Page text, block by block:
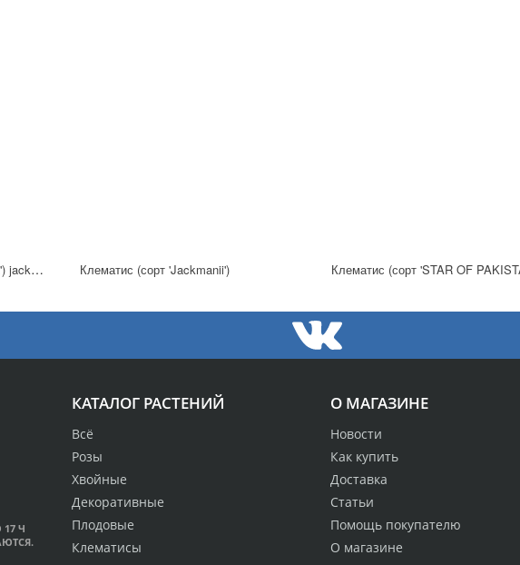
Клематис (сорт 'Jackmanii Alba') jackmanii Клематис (сорт 'Jackmanii')
О МАГАЗИНЕ
Новости
Как купить
Доставка
Статьи
Помощь покупателю
О магазине
КАТАЛОГ РАСТЕНИЙ
Всё
Розы
Хвойные
Декоративные
Плодовые
Клематисы
Ч